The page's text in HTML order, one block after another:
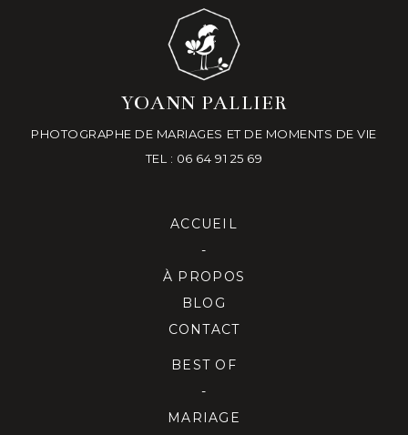
YOANN PALLIER
PHOTOGRAPHE DE MARIAGES ET DE MOMENTS DE VIE
TEL : 06 64 91 25 69
ACCUEIL
-
À PROPOS
BLOG
CONTACT
BEST OF
-
MARIAGE